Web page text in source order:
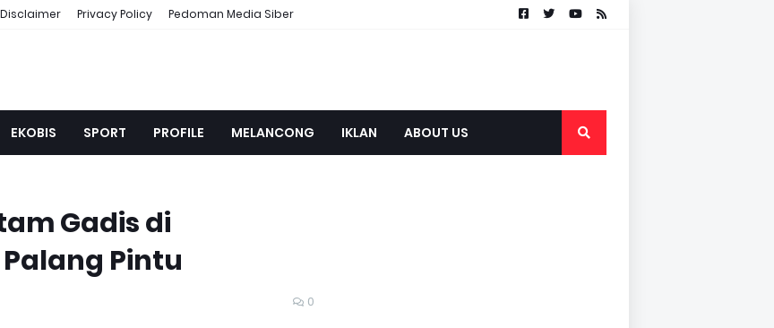
Disclaimer Privacy Policy Pedoman Media Siber
EKOBIS SPORT PROFILE MELANCONG IKLAN ABOUT US
Gadis di
Pintu
0